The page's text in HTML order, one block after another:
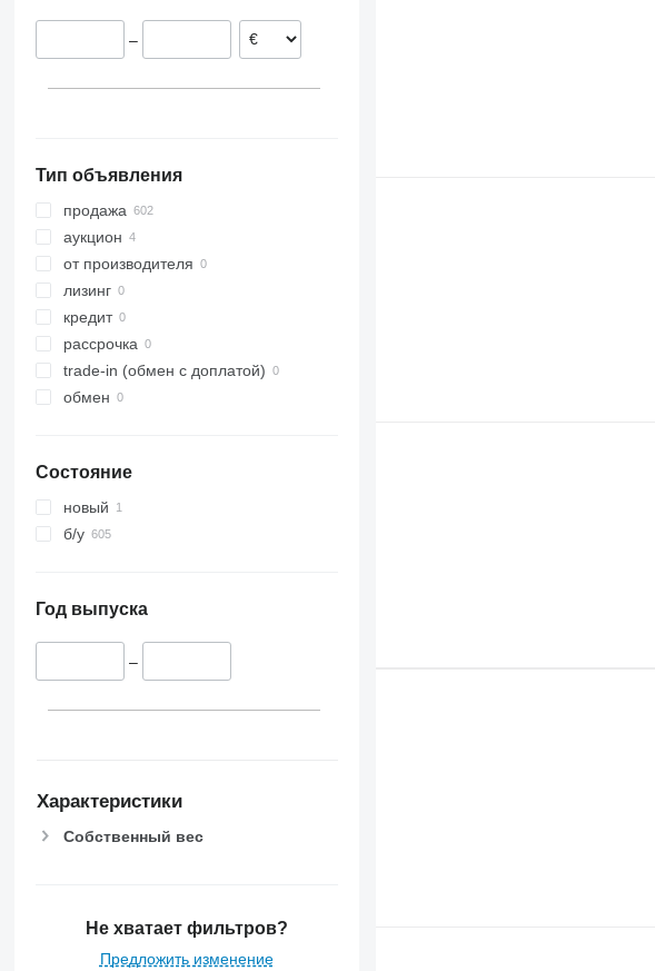
–
Тип объявления
продажа
аукцион
от производителя
лизинг
кредит
рассрочка
trade-in (обмен с доплатой)
обмен
Состояние
новый
б/у
Год выпуска
–
Характеристики
Собственный вес
Не хватает фильтров?
Предложить изменение